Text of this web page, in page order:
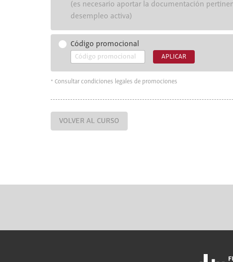
(es necesario aportar la documentación
desempleo activa)
Código promocional
APLICAR
* Consultar condiciones legales de promociones
VOLVER AL CURSO